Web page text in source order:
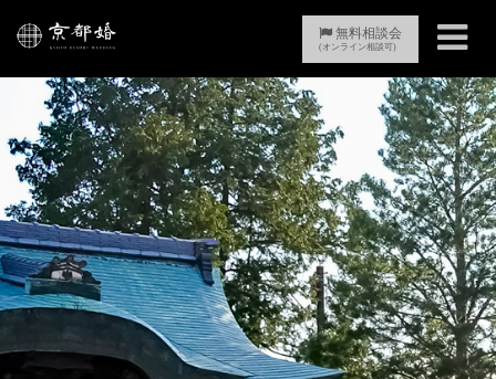
Toggle
無料相談会
(オンライン相談可)